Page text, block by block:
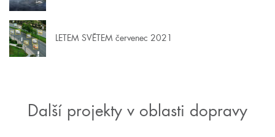
LETEM SVĚTEM červenec 2021
Další projekty v oblasti dopravy